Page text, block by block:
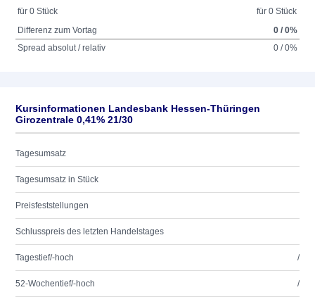
für 0 Stück
für 0 Stück
Differenz zum Vortag
0 / 0%
Spread absolut / relativ
0 / 0%
Kursinformationen Landesbank Hessen-Thüringen
Girozentrale 0,41% 21/30
Tagesumsatz
Tagesumsatz in Stück
Preisfeststellungen
Schlusspreis des letzten Handelstages
Tagestief/-hoch /
52-Wochentief/-hoch /